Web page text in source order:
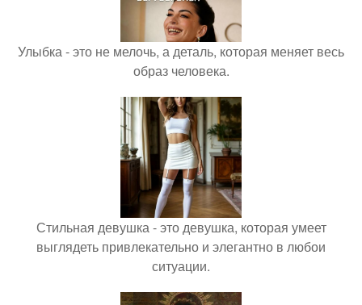
Улыбка - это не мелочь, а деталь, которая меняет весь
образ человека.
Стильная девушка - это девушка, которая умеет
выглядеть привлекательно и элегантно в любои
ситуации.